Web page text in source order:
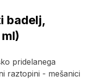
badelj,
pridelanega
raztopini - mešanici